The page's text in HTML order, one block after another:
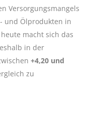
Versorgungsmangels
und Ölprodukten in
macht sich das
in der
+4,20 und
zu